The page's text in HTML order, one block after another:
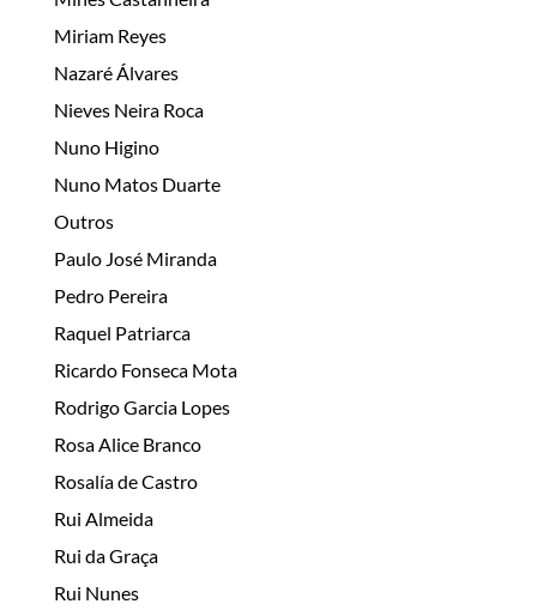
Miriam Reyes
Nazaré Álvares
Nieves Neira Roca
Nuno Higino
Nuno Matos Duarte
Outros
Paulo José Miranda
Pedro Pereira
Raquel Patriarca
Ricardo Fonseca Mota
Rodrigo Garcia Lopes
Rosa Alice Branco
Rosalía de Castro
Rui Almeida
Rui da Graça
Rui Nunes